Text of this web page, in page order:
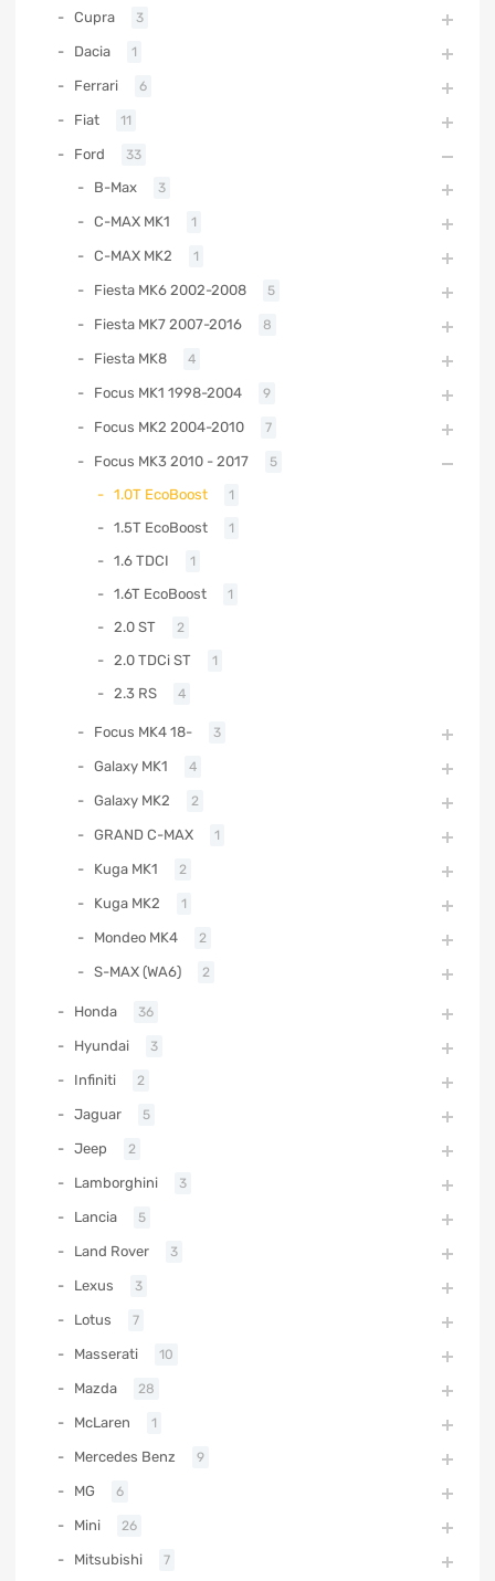
Cupra 3
Dacia 1
Ferrari 6
Fiat 11
Ford 33
B-Max 3
C-MAX MK1 1
C-MAX MK2 1
Fiesta MK6 2002-2008 5
Fiesta MK7 2007-2016 8
Fiesta MK8 4
Focus MK1 1998-2004 9
Focus MK2 2004-2010 7
Focus MK3 2010 - 2017 5
1.0T EcoBoost 1
1.5T EcoBoost 1
1.6 TDCI 1
1.6T EcoBoost 1
2.0 ST 2
2.0 TDCi ST 1
2.3 RS 4
Focus MK4 18- 3
Galaxy MK1 4
Galaxy MK2 2
GRAND C-MAX 1
Kuga MK1 2
Kuga MK2 1
Mondeo MK4 2
S-MAX (WA6) 2
Honda 36
Hyundai 3
Infiniti 2
Jaguar 5
Jeep 2
Lamborghini 3
Lancia 5
Land Rover 3
Lexus 3
Lotus 7
Masserati 10
Mazda 28
McLaren 1
Mercedes Benz 9
MG 6
Mini 26
Mitsubishi 7